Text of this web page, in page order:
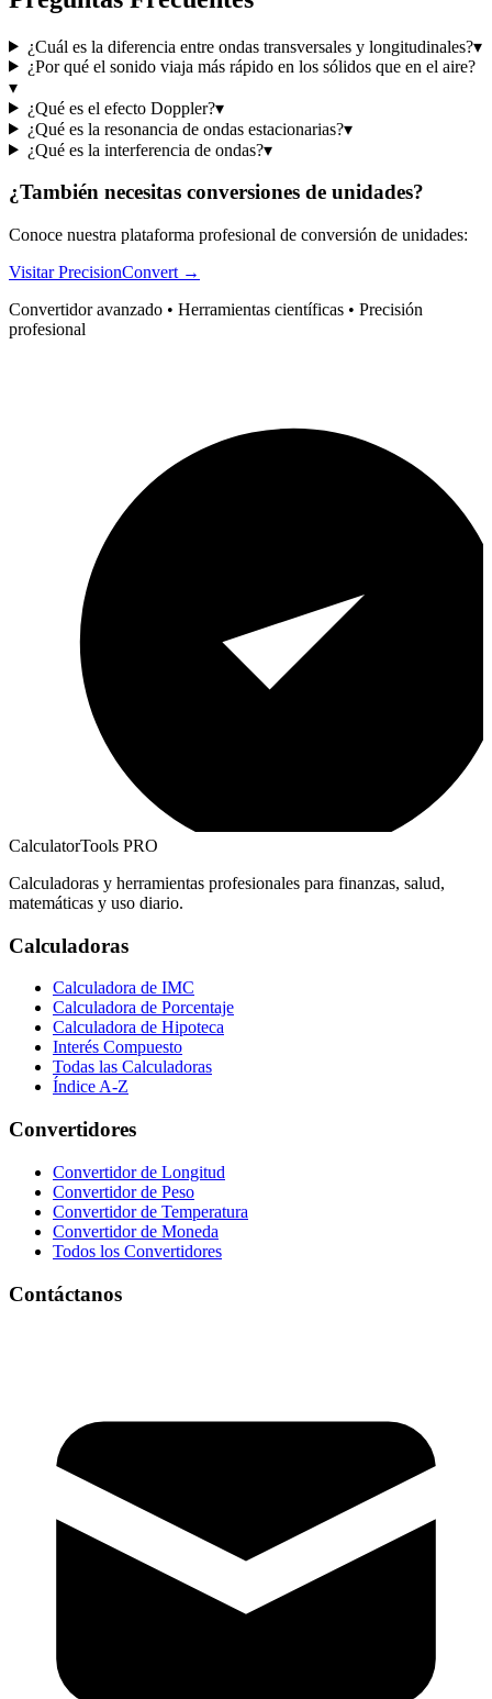
¿Cuál es la diferencia entre ondas transversales y longitudinales?▾
¿Por qué el sonido viaja más rápido en los sólidos que en el aire?
▾
¿Qué es el efecto Doppler?▾
¿Qué es la resonancia de ondas estacionarias?▾
¿Qué es la interferencia de ondas?▾
¿También necesitas conversiones de unidades?
Conoce nuestra plataforma profesional de conversión de unidades:
Visitar PrecisionConvert →
Convertidor avanzado • Herramientas científicas • Precisión
profesional
CalculatorTools PRO
Calculadoras y herramientas profesionales para finanzas, salud,
matemáticas y uso diario.
Calculadoras
Calculadora de IMC
Calculadora de Porcentaje
Calculadora de Hipoteca
Interés Compuesto
Todas las Calculadoras
Índice A-Z
Convertidores
Convertidor de Longitud
Convertidor de Peso
Convertidor de Temperatura
Convertidor de Moneda
Todos los Convertidores
Contáctanos